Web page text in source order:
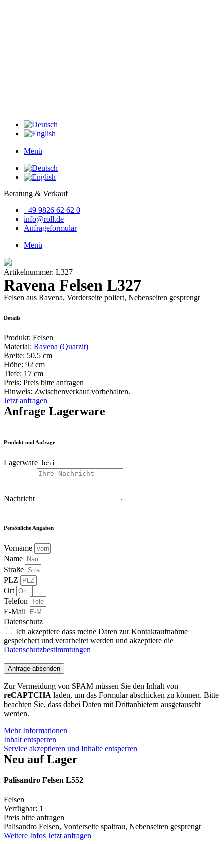
Menü
Beratung & Verkauf
+49 9826 62 62 0
info@roll.de
Anfrageformular
Menü
Artikelnummer: L327
Ravena Felsen L327
Felsen aus Ravena, Vorderseite poliert, Nebenseiten gesprengt
Details
Produkt: Felsen
Material: Ravena (Quarzit)
Breite: 50,5 cm
Höhe: 92 cm
Tiefe: 17 cm
Preis: Preis bitte anfragen
Hinweis: Zwischenverkauf vorbehalten.
Jetzt anfragen
Anfrage Lagerware
Produkt und Anfrage
Lagerware
Nachricht
Persönliche Angaben
Vorname
Name
Straße
PLZ
Ort
Telefon
E-Mail
Datenschutz
Ich akzeptiere dass meine Daten zur Kontaktaufnahme
gespeichert und verarbeitet werden und akzeptiere die
Datenschutzbestimmtungen
Anfrage absenden
Zur Vermeidung von SPAM müssen Sie den Inhalt von
reCAPTCHA laden, um das Formular abschicken zu können. Bitte
beachten Sie, dass dabei Daten mit Drittanbietern ausgetauscht
werden.
Mehr Informationen
Inhalt entsperren
Service akzeptieren und Inhalte entsperren
Neu auf Lager
Palisandro Felsen L552
Felsen
Verfügbar: 1
Preis bitte anfragen
Palisandro Felsen, Vorderseite spaltrau, Nebenseiten gesprengt
Weitere Infos Jetzt anfragen